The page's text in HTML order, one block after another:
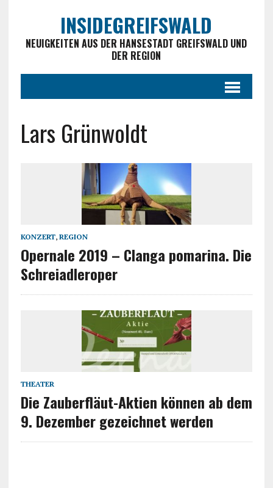
INSIDEGREIFSWALD
NEUIGKEITEN AUS DER HANSESTADT GREIFSWALD UND
DER REGION
Lars Grünwoldt
KONZERT, REGION
Opernale 2019 – Clanga pomarina. Die
Schreiadleroper
THEATER
Die Zauberfläut-Aktien können ab dem
9. Dezember gezeichnet werden